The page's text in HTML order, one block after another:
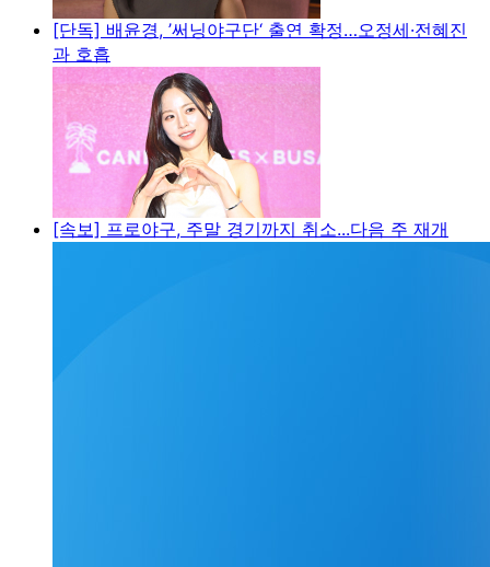
[단독] 배윤경, ’써닝야구단‘ 출연 확정…오정세·전혜진
과 호흡
[속보] 프로야구, 주말 경기까지 취소...다음 주 재개